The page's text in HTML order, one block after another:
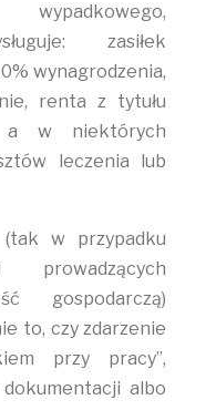
zasiłek
wynagrodzenia,
renta z tytułu
a w niektórych
leczenia lub
w przypadku
gospodarczą)
to, czy zdarzenie
przy pracy”,
albo